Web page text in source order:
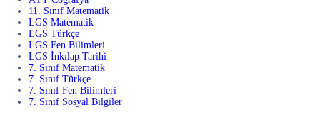
11. Sınıf Matematik
LGS Matematik
LGS Türkçe
LGS Fen Bilimleri
LGS İnkılap Tarihi
7. Sınıf Matematik
7. Sınıf Türkçe
7. Sınıf Fen Bilimleri
7. Sınıf Sosyal Bilgiler